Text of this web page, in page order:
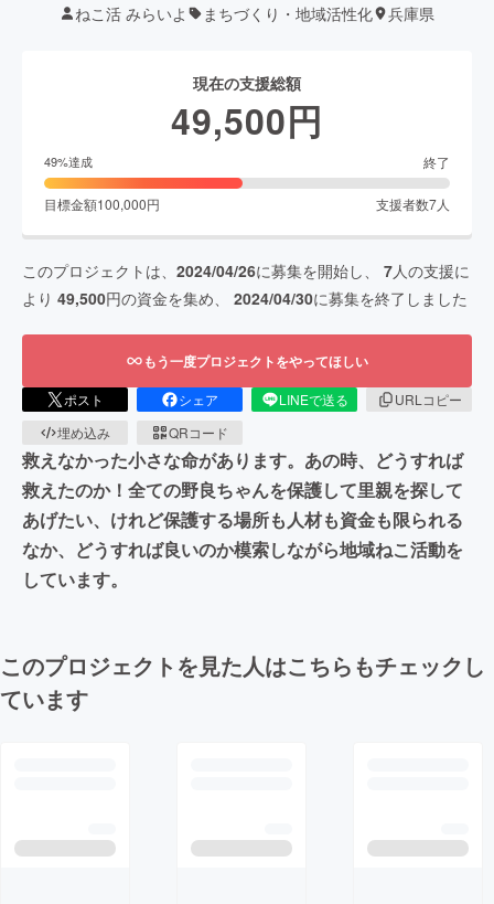
ねこ活 みらいよ まちづくり・地域活性化 兵庫県
現在の支援総額
49,500円
49%達成 終了
目標金額100,000円 支援者数7人
このプロジェクトは、 2024/04/26に募集を開始し、 7人の支援に
より 49,500円の資金を集め、 2024/04/30に募集を終了しました
もう一度プロジェクトをやってほしい
ポスト シェア LINEで送る
URLコピー
埋め込み
QRコード
救えなかった小さな命があります。あの時、どうすれば
救えたのか！全ての野良ちゃんを保護して里親を探して
あげたい、けれど保護する場所も人材も資金も限られる
なか、どうすれば良いのか模索しながら地域ねこ活動を
しています。
このプロジェクトを見た人はこちらもチェックし
ています